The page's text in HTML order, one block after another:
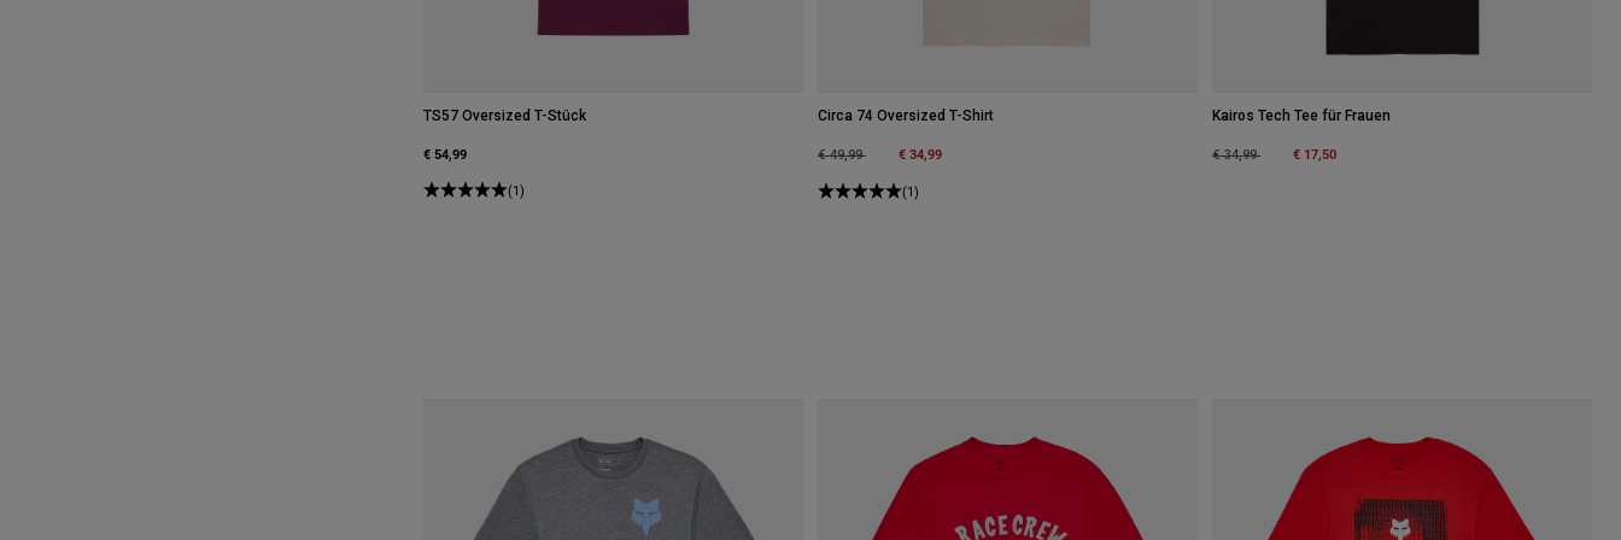
TS57 Oversized T-Stück
€ 54,99
(1)
Circa 74 Oversized T-Shirt
Price reduced from
€ 49,99to € 34,99
(1)
Kairos Tech Tee für Frauen
Price reduced from
€ 34,99to € 17,50